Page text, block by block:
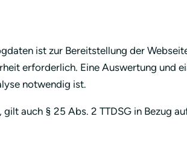
ist zur Bereitstellung der
erforderlich. Eine Auswertung und
notwendig ist.
auch § 25 Abs. 2 TTDSG in Bezug